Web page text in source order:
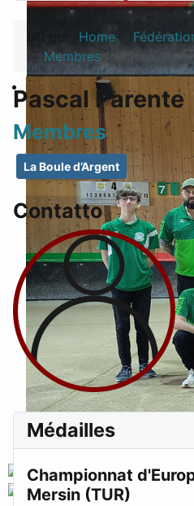
Home
Membres
Pascal
Pascal Parente
Membres
La Boule d’Argent
Contatto
Médailles
Championnat
Mersin (TUR)